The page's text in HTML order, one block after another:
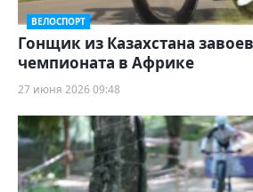
ВЕЛОСПОРТ
Гонщик из Казахстана
чемпионата в Африке
27 июня 2026 09:48